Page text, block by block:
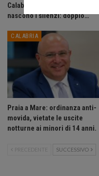
Calabria il romanzo civile Dove
nascono i silenzi: doppio…
CALABRIA
Praia a Mare: ordinanza anti-
movida, vietate le uscite
notturne ai minori di 14 anni.
PRECEDENTE SUCCESSIVO